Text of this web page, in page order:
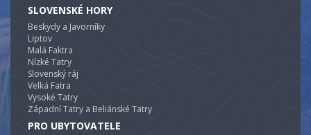
SLOVENSKÉ HORY
Beskydy a Javorníky
Liptov
Malá Faktra
Nízké Tatry
Slovenský ráj
Velká Fatra
Vysoké Tatry
Západní Tatry a Beliánské Tatry
PRO UBYTOVATELE